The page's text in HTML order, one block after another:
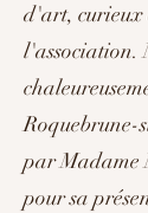
d'art, curieux
l'association.
Roquebrune-
par Madame
pour sa